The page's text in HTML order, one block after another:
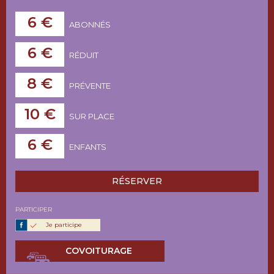
6 € ABONNÉS
6 € RÉDUIT
8 € PRÉVENTE
10 € SUR PLACE
6 € ENFANTS
RÉSERVER
PARTICIPER
Je participe
COVOITURAGE